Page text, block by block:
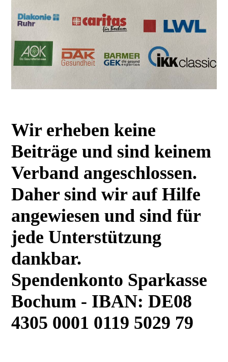
Wir erheben keine
Beiträge und sind keinem
Verband angeschlossen.
Daher sind wir auf Hilfe
angewiesen und sind für
jede Unterstützung
dankbar.
Spendenkonto Sparkasse
Bochum - IBAN: DE08
4305 0001 0119 5029 79